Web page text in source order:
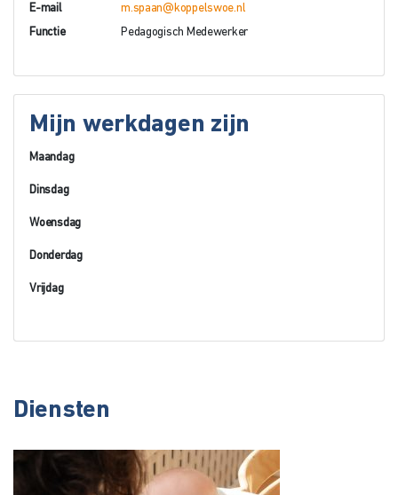
E-mail m.spaan@koppelswoe.nl
Functie Pedagogisch Medewerker
Mijn werkdagen zijn
Maandag
Dinsdag
Woensdag
Donderdag
Vrijdag
Diensten